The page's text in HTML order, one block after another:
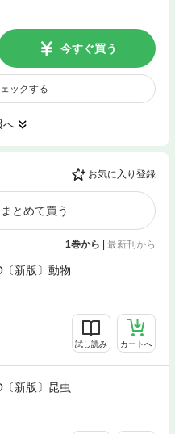
今すぐ買う
ックする
へ
お気に入り登録
とめて買う
1巻から | 最新刊から
新版〕動物
試し読み カートへ
新版〕昆虫